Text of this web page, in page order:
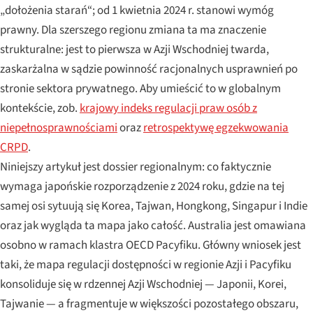
„dołożenia starań“; od 1 kwietnia 2024 r. stanowi wymóg
prawny. Dla szerszego regionu zmiana ta ma znaczenie
strukturalne: jest to pierwsza w Azji Wschodniej twarda,
zaskarżalna w sądzie powinność racjonalnych usprawnień po
stronie sektora prywatnego. Aby umieścić to w globalnym
kontekście, zob. krajowy indeks regulacji praw osób z
niepełnosprawnościamiorazretrospektywę egzekwowania
CRPD.
Niniejszy artykuł jest dossier regionalnym: co faktycznie
wymaga japońskie rozporządzenie z 2024 roku, gdzie na tej
samej osi sytuują się Korea, Tajwan, Hongkong, Singapur i Indie
oraz jak wygląda ta mapa jako całość. Australia jest omawiana
osobno w ramach klastra OECD Pacyfiku. Główny wniosek jest
taki, że mapa regulacji dostępności w regionie Azji i Pacyfiku
konsoliduje się w rdzennej Azji Wschodniej — Japonii, Korei,
Tajwanie — a fragmentuje w większości pozostałego obszaru,